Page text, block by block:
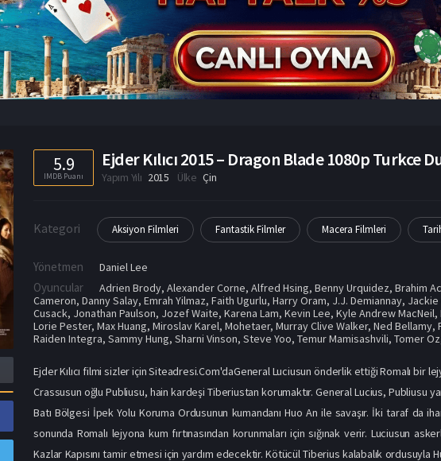
5.9
IMDB Puanı
Ejder Kılıcı 2015 – Dragon Blade 1080p Turkce
Yapım Yılı 2015 Ülke Çin
Kategori Aksiyon Filmleri Fantastik Filmler Macera Filmleri
Yönetmen Daniel Lee
Oyuncular Adrien Brody,Alexander Corne,Alfred Hsing,Benny Urquidez,Brahim
Cameron,Danny Salay,Emrah Yilmaz,Faith Ugurlu,Harry Oram, J.J. Demiannay, Jackie
Cusack, Jonathan Paulson, Jozef Waite,Karena Lam,Kevin Lee,Kyle Andrew MacNeil,
Lorie Pester,Max Huang,Miroslav Karel,Mohetaer,Murray Clive Walker,Ned Bellamy,
Raiden Integra,Sammy Hung,Sharni Vinson,Steve Yoo,Temur Mamisashvili,Tomer Oz
Ejder Kılıcı filmi sizler için Siteadresi.Com'daGeneral Luciusun önderlik ettiği Romalı bir
Crassusun oğlu Publiusu, hain kardeşi Tiberiustan korumaktır. General Lucius, Publiusu
Batı Bölgesi İpek Yolu Koruma Ordusunun kumandanı Huo An ile savaşır. İki taraf da
sonunda Romalı lejyona kum fırtınasından korunmaları için sığınak verir. Luciusun
Kazlar Kapısını tamir etmesi için yardım edecektir. Kötücül Tiberius kalabalık ordusuyla